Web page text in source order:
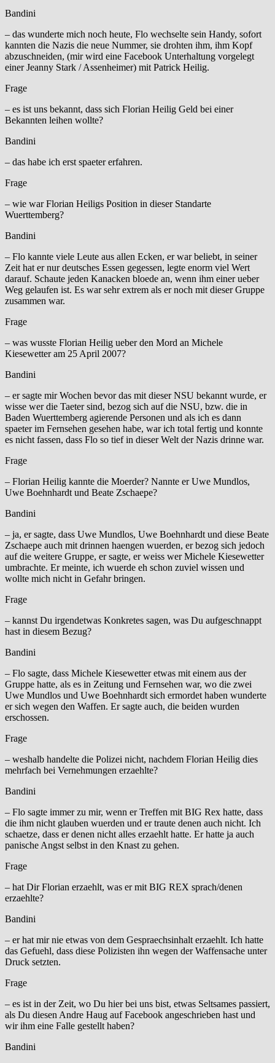
Bandini
– das wunderte mich noch heute, Flo wechselte sein Handy, sofort
kannten die Nazis die neue Nummer, sie drohten ihm, ihm Kopf
abzuschneiden, (mir wird eine Facebook Unterhaltung vorgelegt
einer Jeanny Stark / Assenheimer) mit Patrick Heilig.
Frage
– es ist uns bekannt, dass sich Florian Heilig Geld bei einer
Bekannten leihen wollte?
Bandini
– das habe ich erst spaeter erfahren.
Frage
– wie war Florian Heiligs Position in dieser Standarte
Wuerttemberg?
Bandini
– Flo kannte viele Leute aus allen Ecken, er war beliebt, in seiner
Zeit hat er nur deutsches Essen gegessen, legte enorm viel Wert
darauf. Schaute jeden Kanacken bloede an, wenn ihm einer ueber
Weg gelaufen ist. Es war sehr extrem als er noch mit dieser Gruppe
zusammen war.
Frage
– was wusste Florian Heilig ueber den Mord an Michele
Kiesewetter am 25 April 2007?
Bandini
– er sagte mir Wochen bevor das mit dieser NSU bekannt wurde, er
wisse wer die Taeter sind, bezog sich auf die NSU, bzw. die in
Baden Wuerttemberg agierende Personen und als ich es dann
spaeter im Fernsehen gesehen habe, war ich total fertig und konnte
es nicht fassen, dass Flo so tief in dieser Welt der Nazis drinne war.
Frage
– Florian Heilig kannte die Moerder? Nannte er Uwe Mundlos,
Uwe Boehnhardt und Beate Zschaepe?
Bandini
– ja, er sagte, dass Uwe Mundlos, Uwe Boehnhardt und diese Beate
Zschaepe auch mit drinnen haengen wuerden, er bezog sich jedoch
auf die weitere Gruppe, er sagte, er weiss wer Michele Kiesewetter
umbrachte. Er meinte, ich wuerde eh schon zuviel wissen und
wollte mich nicht in Gefahr bringen.
Frage
– kannst Du irgendetwas Konkretes sagen, was Du aufgeschnappt
hast in diesem Bezug?
Bandini
– Flo sagte, dass Michele Kiesewetter etwas mit einem aus der
Gruppe hatte, als es in Zeitung und Fernsehen war, wo die zwei
Uwe Mundlos und Uwe Boehnhardt sich ermordet haben wunderte
er sich wegen den Waffen. Er sagte auch, die beiden wurden
erschossen.
Frage
– weshalb handelte die Polizei nicht, nachdem Florian Heilig dies
mehrfach bei Vernehmungen erzaehlte?
Bandini
– Flo sagte immer zu mir, wenn er Treffen mit BIG Rex hatte, dass
die ihm nicht glauben wuerden und er traute denen auch nicht. Ich
schaetze, dass er denen nicht alles erzaehlt hatte. Er hatte ja auch
panische Angst selbst in den Knast zu gehen.
Frage
– hat Dir Florian erzaehlt, was er mit BIG REX sprach/denen
erzaehlte?
Bandini
– er hat mir nie etwas von dem Gespraechsinhalt erzaehlt. Ich hatte
das Gefuehl, dass diese Polizisten ihn wegen der Waffensache unter
Druck setzten.
Frage
– es ist in der Zeit, wo Du hier bei uns bist, etwas Seltsames passiert,
als Du diesen Andre Haug auf Facebook angeschrieben hast und
wir ihm eine Falle gestellt haben?
Bandini